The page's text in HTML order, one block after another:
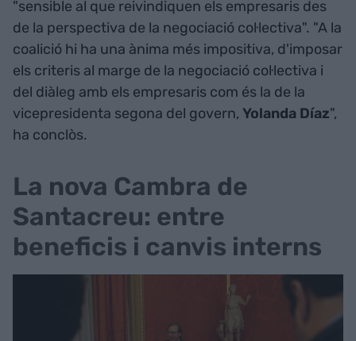
"sensible al que reivindiquen els empresaris des
de la perspectiva de la negociació col·lectiva". "A la
coalició hi ha una ànima més impositiva, d'imposar
els criteris al marge de la negociació col·lectiva i
del diàleg amb els empresaris com és la de la
vicepresidenta segona del govern, Yolanda Díaz",
ha conclòs.
La nova Cambra de
Santacreu: entre
beneficis i canvis interns